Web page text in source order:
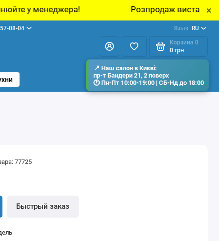
Розпродаж виставкових зразків меблів у
×
08-04 Язык RU
Корзина 0
0 грн
77725
Быстрый заказ